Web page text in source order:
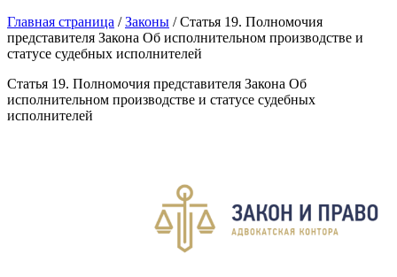
Главная страница /Законы /Статья 19. Полномочия
представителя Закона Об исполнительном производстве и
статусе судебных исполнителей
Статья 19. Полномочия представителя Закона Об
исполнительном производстве и статусе судебных
исполнителей